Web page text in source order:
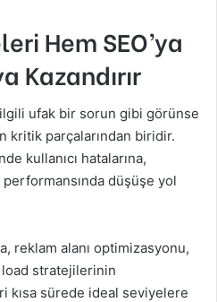
Hem SEO’ya
Kazandırır
ufak bir sorun gibi görünse
kritik parçalarından biridir.
kullanıcı hatalarına,
düşüşe yol
reklam alanı optimizasyonu,
stratejilerinin
kısa sürede ideal seviyelere